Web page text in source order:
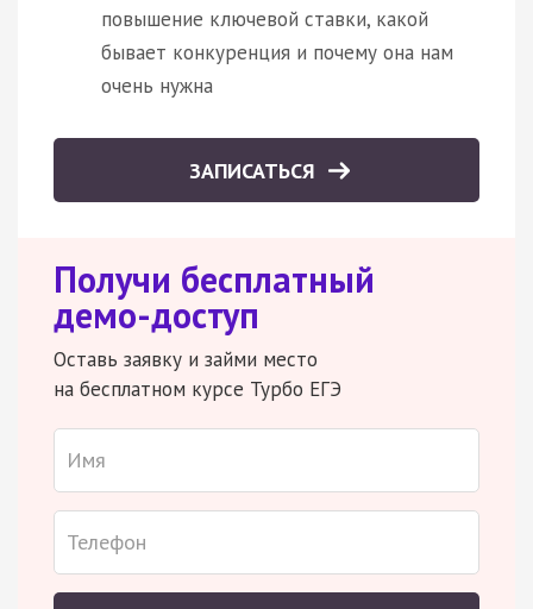
повышение ключевой ставки, какой
бывает конкуренция и почему она нам
очень нужна
ЗАПИСАТЬСЯ
Получи бесплатный
демо-доступ
Оставь заявку и займи место
на бесплатном курсе Турбо ЕГЭ